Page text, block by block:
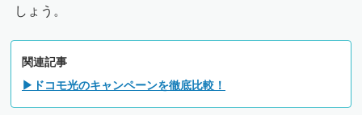
しょう。
関連記事
▶ドコモ光のキャンペーンを徹底比較！